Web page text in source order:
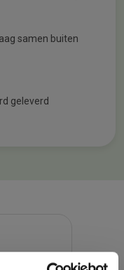
samen buiten
geleverd